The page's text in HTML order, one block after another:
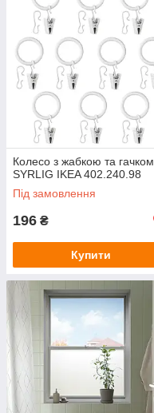
Колесо з жабкою та гачком
SYRLIG IKEA 402.240.98
Під замовлення
196 ₴
Купити